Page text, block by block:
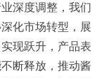
深度调整，我们
化市场转型，展
现跃升，产品表
断释放，推动酱